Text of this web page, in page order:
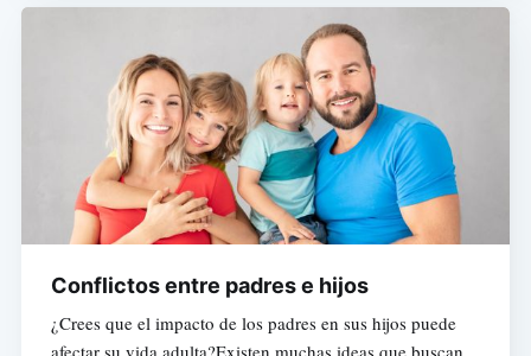
Conflictos entre padres e hijos
¿Crees que el impacto de los padres en sus hijos puede